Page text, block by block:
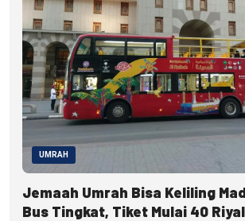
UMRAH
Jemaah Umrah Bisa Keliling
Bus Tingkat, Tiket Mulai 40 Riyal